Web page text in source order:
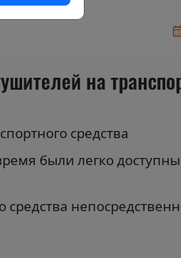
на
средства
были легко